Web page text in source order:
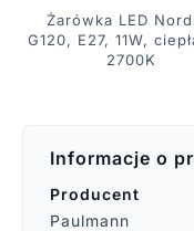
Żarówka LED
G120, E27, 11W,
2700K
Informacje o
Producent
Paulmann